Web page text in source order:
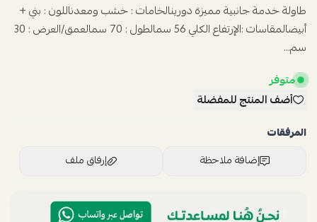
طاولة خدمة جانبية مميزة دورينالخامات : خشب ومعدناللون : بني +
أبيضالمقاسات :الإرتفاع الكلي 56 سمالطول : 70 سمالعمق/العرض : 30
سم...
متوفر
أضف المنتج للمفضلة
المرفقات
إضافة ملاحظة
إرفاق ملف